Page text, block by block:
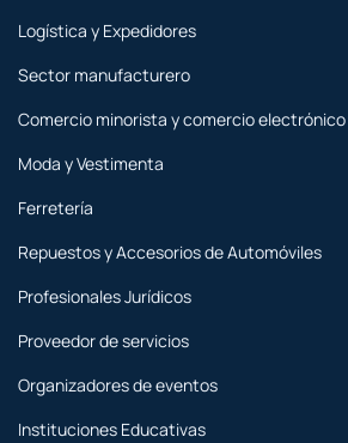
Logística y Expedidores
Sector manufacturero
Comercio minorista y comercio electrónico
Moda y Vestimenta
Ferretería
Repuestos y Accesorios de Automóviles
Profesionales Jurídicos
Proveedor de servicios
Organizadores de eventos
Instituciones Educativas